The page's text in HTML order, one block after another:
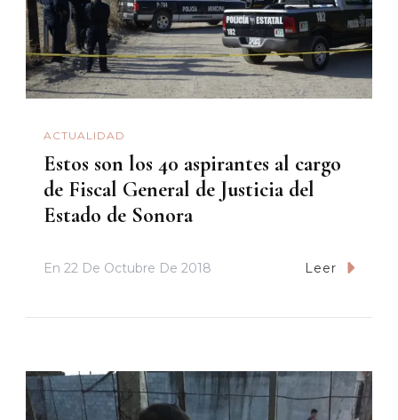
ACTUALIDAD
Estos son los 40 aspirantes al cargo
de Fiscal General de Justicia del
Estado de Sonora
En 22 De Octubre De 2018 Leer